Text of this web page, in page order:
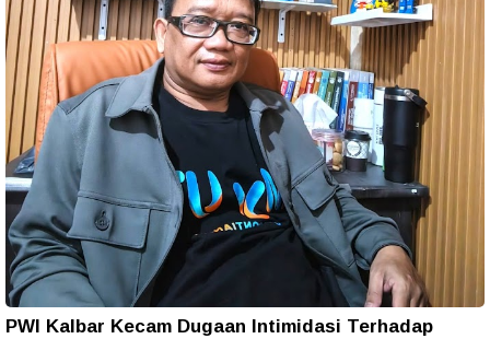
PWI Kalbar Kecam Dugaan Intimidasi Terhadap